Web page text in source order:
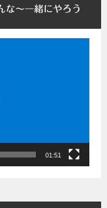
～一緒にやろう
01:51